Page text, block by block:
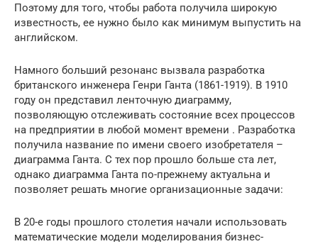
Поэтому для того, чтобы работа получила широкую
известность, ее нужно было как минимум выпустить на
английском.
Намного больший резонанс вызвала разработка
британского инженера Генри Ганта (1861-1919). В 1910
году он представил ленточную диаграмму,
позволяющую отслеживать состояние всех процессов
на предприятии в любой момент времени . Разработка
получила название по имени своего изобретателя –
диаграмма Ганта. С тех пор прошло больше ста лет,
однако диаграмма Ганта по-прежнему актуальна и
позволяет решать многие организационные задачи:
В 20-е годы прошлого столетия начали использовать
математические модели моделирования бизнес-